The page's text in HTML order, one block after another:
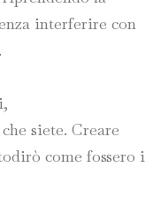
interferire con
siete. Creare
come fossero i